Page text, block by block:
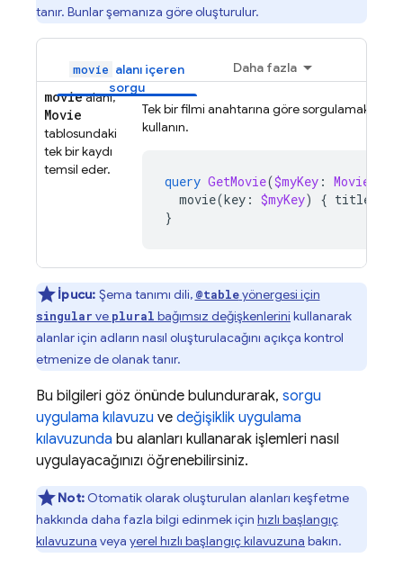
tanır. Bunlar şemanıza göre oluşturulur.
movie alanı içeren
sorgu
Daha fazla
moviealanı,
Movie
tablosundaki
tek bir kaydı
temsil eder.
Tek bir filmi anahtarına göre sorgulamak için
kullanın.
query GetMovie($myKey : Movie_Key
movie(key : $myKey) { title
}
İpucu: Şema tanımı dili, @tableyönergesi için
singular ve plural bağımsız değişkenlerini kullanarak
alanlar için adların nasıl oluşturulacağını açıkça kontrol
etmenize de olanak tanır.
Bu bilgileri göz önünde bulundurarak, sorgu
uygulama kılavuzu ve değişiklik uygulama
kılavuzunda bu alanları kullanarak işlemleri nasıl
uygulayacağınızı öğrenebilirsiniz.
Not: Otomatik olarak oluşturulan alanları keşfetme
hakkında daha fazla bilgi edinmek için hızlı başlangıç
kılavuzuna veya yerel hızlı başlangıç kılavuzuna bakın.